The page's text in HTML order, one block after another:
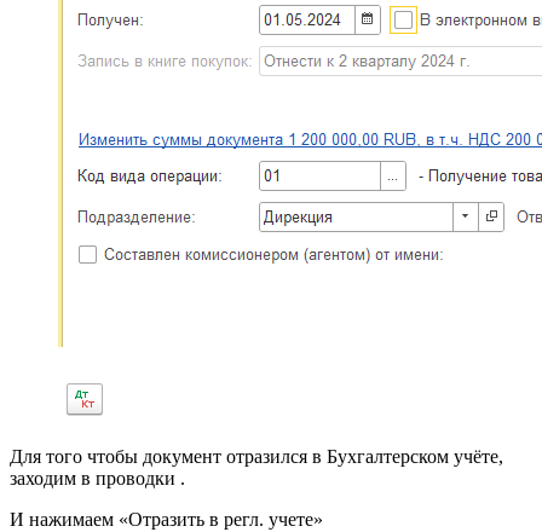
Для того чтобы документ отразился в Бухгалтерском учёте,
заходим в проводки .
И нажимаем «Отразить в регл. учете»